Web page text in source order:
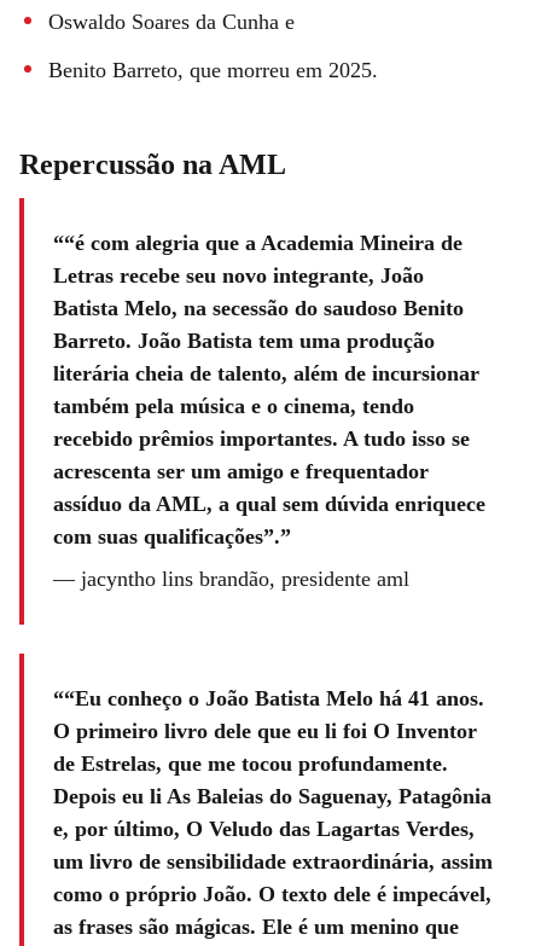
Oswaldo Soares da Cunha e
Benito Barreto, que morreu em 2025.
Repercussão na AML
“é com alegria que a Academia Mineira de
Letras recebe seu novo integrante, João
Batista Melo, na secessão do saudoso Benito
Barreto. João Batista tem uma produção
literária cheia de talento, além de incursionar
também pela música e o cinema, tendo
recebido prêmios importantes. A tudo isso se
acrescenta ser um amigo e frequentador
assíduo da AML, a qual sem dúvida enriquece
com suas qualificações”.
— jacyntho lins brandão, presidente aml
“Eu conheço o João Batista Melo há 41 anos.
O primeiro livro dele que eu li foi O Inventor
de Estrelas, que me tocou profundamente.
Depois eu li As Baleias do Saguenay, Patagônia
e, por último, O Veludo das Lagartas Verdes,
um livro de sensibilidade extraordinária, assim
como o próprio João. O texto dele é impecável,
as frases são mágicas. Ele é um menino que